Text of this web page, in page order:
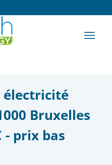
électricité
Bruxelles
- prix bas